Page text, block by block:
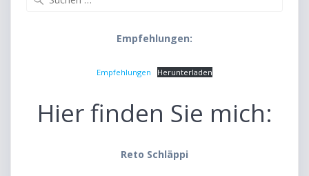
Empfehlungen:
Empfehlungen Herunterladen
Hier finden Sie mich:
Reto Schläppi